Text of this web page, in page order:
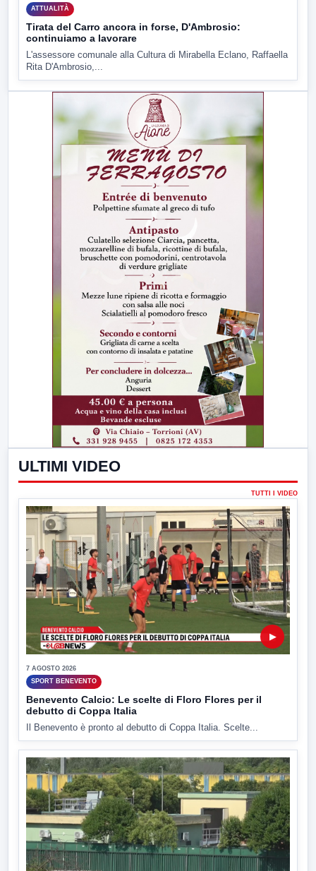
ATTUALITÀ
Tirata del Carro ancora in forse, D'Ambrosio:
continuiamo a lavorare
L'assessore comunale alla Cultura di Mirabella Eclano, Raffaella
Rita D'Ambrosio,...
ULTIMI VIDEO
TUTTI I VIDEO
▶
7 AGOSTO 2026
SPORT BENEVENTO
Benevento Calcio: Le scelte di Floro Flores per il
debutto di Coppa Italia
Il Benevento è pronto al debutto di Coppa Italia. Scelte...